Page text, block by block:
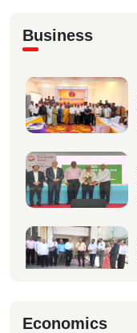
Business
Economics